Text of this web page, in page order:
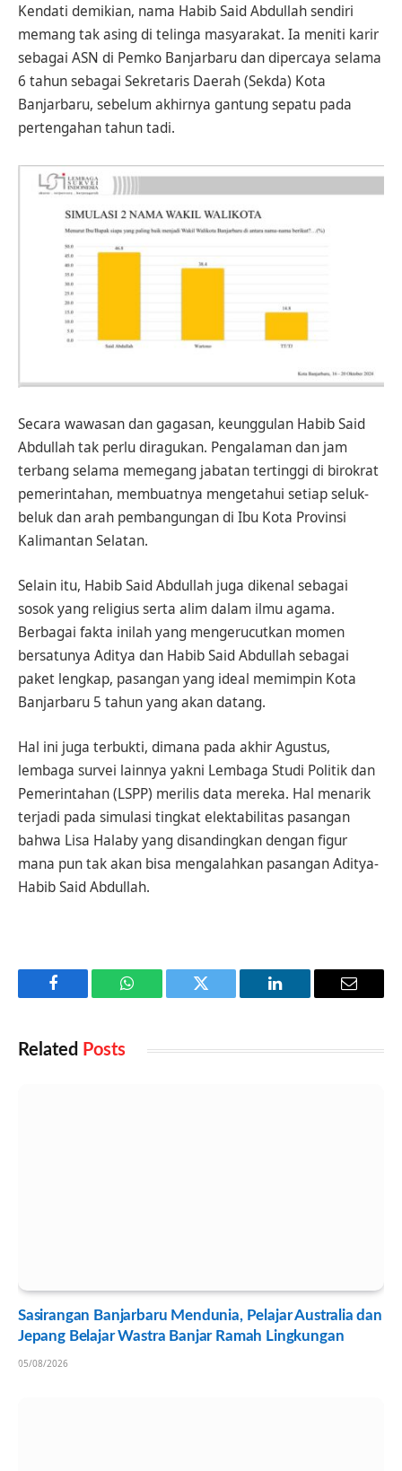
Kendati demikian, nama Habib Said Abdullah sendiri
memang tak asing di telinga masyarakat. Ia meniti karir
sebagai ASN di Pemko Banjarbaru dan dipercaya selama
6 tahun sebagai Sekretaris Daerah (Sekda) Kota
Banjarbaru, sebelum akhirnya gantung sepatu pada
pertengahan tahun tadi.
Secara wawasan dan gagasan, keunggulan Habib Said
Abdullah tak perlu diragukan. Pengalaman dan jam
terbang selama memegang jabatan tertinggi di birokrat
pemerintahan, membuatnya mengetahui setiap seluk-
beluk dan arah pembangungan di Ibu Kota Provinsi
Kalimantan Selatan.
Selain itu, Habib Said Abdullah juga dikenal sebagai
sosok yang religius serta alim dalam ilmu agama.
Berbagai fakta inilah yang mengerucutkan momen
bersatunya Aditya dan Habib Said Abdullah sebagai
paket lengkap, pasangan yang ideal memimpin Kota
Banjarbaru 5 tahun yang akan datang.
Hal ini juga terbukti, dimana pada akhir Agustus,
lembaga survei lainnya yakni Lembaga Studi Politik dan
Pemerintahan (LSPP) merilis data mereka. Hal menarik
terjadi pada simulasi tingkat elektabilitas pasangan
bahwa Lisa Halaby yang disandingkan dengan figur
mana pun tak akan bisa mengalahkan pasangan Aditya-
Habib Said Abdullah.
Facebook WhatsApp Twitter LinkedIn Email
Related Posts
Sasirangan Banjarbaru Mendunia, Pelajar Australia dan
Jepang Belajar Wastra Banjar Ramah Lingkungan
05/08/2026